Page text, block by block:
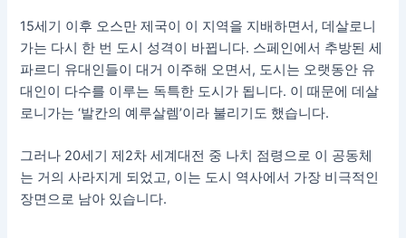
15세기 이후 오스만 제국이 이 지역을 지배하면서, 데살로니
가는 다시 한 번 도시 성격이 바뀝니다. 스페인에서 추방된 세
파르디 유대인들이 대거 이주해 오면서, 도시는 오랫동안 유
대인이 다수를 이루는 독특한 도시가 됩니다. 이 때문에 데살
로니가는 ‘발칸의 예루살렘’이라 불리기도 했습니다.
그러나 20세기 제2차 세계대전 중 나치 점령으로 이 공동체
는 거의 사라지게 되었고, 이는 도시 역사에서 가장 비극적인
장면으로 남아 있습니다.